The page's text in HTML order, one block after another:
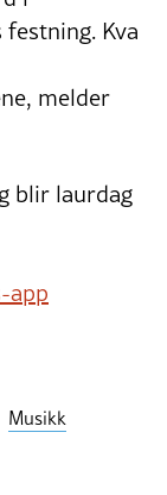
Kva
melder
blir laurdag
app
Musikk